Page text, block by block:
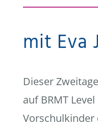
mit Eva
Dieser
auf BRMT
Vorschulkinder